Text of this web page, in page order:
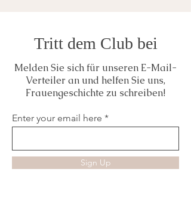
Tritt dem Club bei
Melden Sie sich für unseren E-Mail-
Verteiler an und helfen Sie uns,
Frauengeschichte zu schreiben!
Enter your email here
Sign Up